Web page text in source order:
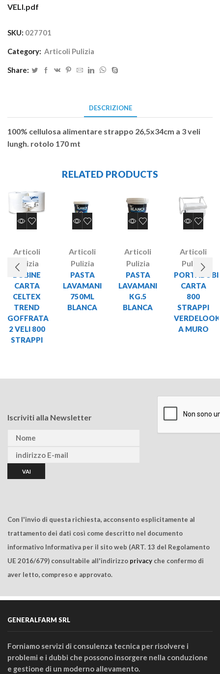
VELI.pdf
SKU: 027701
Category: Articoli Pulizia
Share:
DESCRIZIONE
100% cellulosa alimentare strappo 26,5x34cm a 3 veli
lungh. rotolo 170 mt
RELATED PRODUCTS
Articoli
Pulizia
BOBINE
CARTA
CELTEX
TREND
GOFFRATA
2 VELI 800
STRAPPI
Articoli
Pulizia
PASTA
LAVAMANI
750ML
BLANCA
Articoli
Pulizia
PASTA
LAVAMANI
KG.5
BLANCA
Articoli
Pulizia
CARTA
800
STRAPPI
VERDELOOK
A MURO
Iscriviti alla Newsletter
Con l'invio di questa richiesta, acconsento esplicitamente al
trattamento dei dati così come descritto nel documento
informativo Informativa per il sito web (ART. 13 del Regolamento
UE 2016/679) consultabile all'indirizzo privacy che confermo di
aver letto, compreso e approvato.
GENERALFARM SRL
Forniamo servizi di consulenza tecnica per risolvere i
problemi e i dubbi che possono insorgere nella conduzione
e gestione di un moderno allevamento.